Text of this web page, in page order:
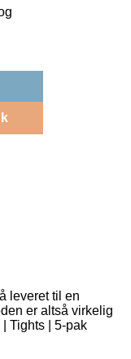
leveret til en
er altså virkelig
Tights | 5-pak